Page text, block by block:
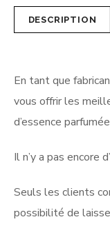
DESCRIPTION
En tant que
vous offrir les
d’essence
Il n’y a pas encore
Seuls les clients
possibilité de